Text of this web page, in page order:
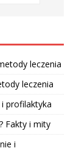
leczenia
leczenia
profilaktyka
Fakty i mity
i